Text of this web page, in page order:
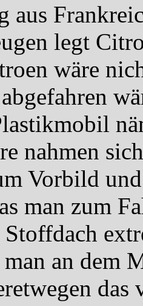
aus
legt
wäre
nahmen
Vorbild
man zum
Stoffdach
an dem